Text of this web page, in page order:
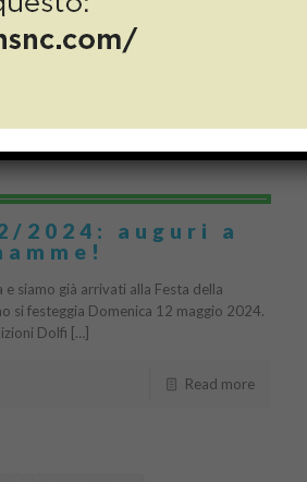
apprezzata
e filantropa
di babbo
Read more
2024: auguri a
siamo già arrivati alla Festa della
si festeggia Domenica 12 maggio 2024.
Dolfi […]
Read more